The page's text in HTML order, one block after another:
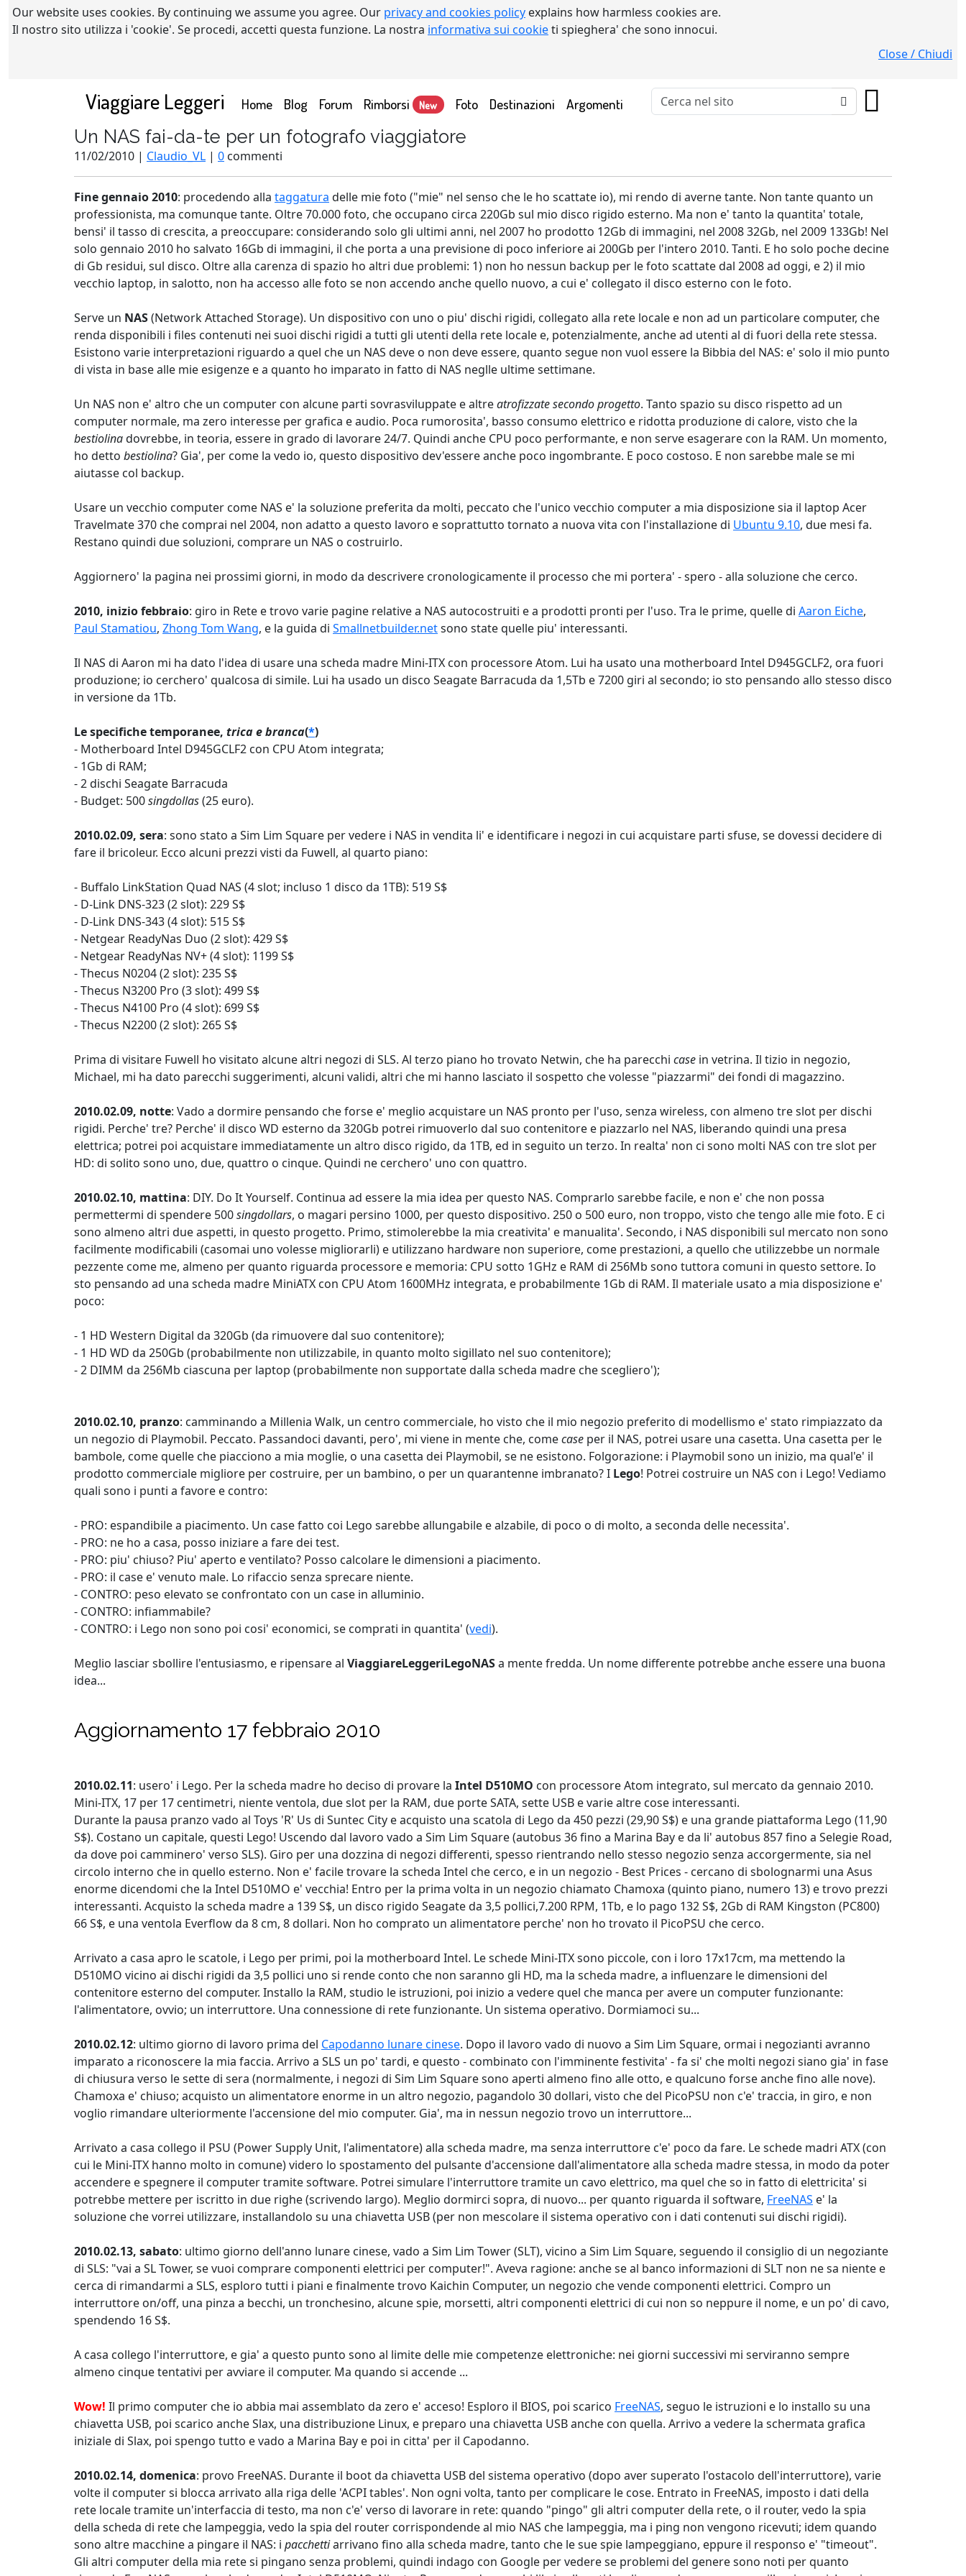
Our website uses cookies. By continuing we assume you agree. Our privacy and cookies policy explains how harmless cookies are.
Il nostro sito utilizza i 'cookie'. Se procedi, accetti questa funzione. La nostra informativa sui cookieti spieghera' che sono innocui.
Close / Chiudi
Viaggiare Leggeri Home(current)
Blog Forum Rimborsi New Foto Destinazioni Argomenti
Un NAS fai-da-te per un fotografo viaggiatore
11/02/2010 | Claudio_VL | 0 commenti
Fine gennaio 2010: procedendo alla taggatura delle mie foto ("mie" nel senso che le ho scattate io), mi rendo di averne tante. Non tante quanto un
professionista, ma comunque tante. Oltre 70.000 foto, che occupano circa 220Gb sul mio disco rigido esterno. Ma non e' tanto la quantita' totale,
bensi' il tasso di crescita, a preoccupare: considerando solo gli ultimi anni, nel 2007 ho prodotto 12Gb di immagini, nel 2008 32Gb, nel 2009 133Gb! Nel
solo gennaio 2010 ho salvato 16Gb di immagini, il che porta a una previsione di poco inferiore ai 200Gb per l'intero 2010. Tanti. E ho solo poche decine
di Gb residui, sul disco. Oltre alla carenza di spazio ho altri due problemi: 1) non ho nessun backup per le foto scattate dal 2008 ad oggi, e 2) il mio
vecchio laptop, in salotto, non ha accesso alle foto se non accendo anche quello nuovo, a cui e' collegato il disco esterno con le foto.
Serve un NAS(Network Attached Storage). Un dispositivo con uno o piu' dischi rigidi, collegato alla rete locale e non ad un particolare computer, che
renda disponibili i files contenuti nei suoi dischi rigidi a tutti gli utenti della rete locale e, potenzialmente, anche ad utenti al di fuori della rete stessa.
Esistono varie interpretazioni riguardo a quel che un NAS deve o non deve essere, quanto segue non vuol essere la Bibbia del NAS: e' solo il mio punto
di vista in base alle mie esigenze e a quanto ho imparato in fatto di NAS neglle ultime settimane.
Un NAS non e' altro che un computer con alcune parti sovrasviluppate e altreatrofizzate secondo progetto. Tanto spazio su disco rispetto ad un
computer normale, ma zero interesse per grafica e audio. Poca rumorosita', basso consumo elettrico e ridotta produzione di calore, visto che la
bestiolinadovrebbe, in teoria, essere in grado di lavorare 24/7. Quindi anche CPU poco performante, e non serve esagerare con la RAM. Un momento,
ho detto bestiolina? Gia', per come la vedo io, questo dispositivo dev'essere anche poco ingombrante. E poco costoso. E non sarebbe male se mi
aiutasse col backup.
Usare un vecchio computer come NAS e' la soluzione preferita da molti, peccato che l'unico vecchio computer a mia disposizione sia il laptop Acer
Travelmate 370 che comprai nel 2004, non adatto a questo lavoro e soprattutto tornato a nuova vita con l'installazione di Ubuntu 9.10, due mesi fa.
Restano quindi due soluzioni, comprare un NAS o costruirlo.
Aggiornero' la pagina nei prossimi giorni, in modo da descrivere cronologicamente il processo che mi portera' - spero - alla soluzione che cerco.
2010, inizio febbraio: giro in Rete e trovo varie pagine relative a NAS autocostruiti e a prodotti pronti per l'uso. Tra le prime, quelle di Aaron Eiche,
Paul Stamatiou, Zhong Tom Wang, e la guida di Smallnetbuilder.netsono state quelle piu' interessanti.
Il NAS di Aaron mi ha dato l'idea di usare una scheda madre Mini-ITX con processore Atom. Lui ha usato una motherboard Intel D945GCLF2, ora fuori
produzione; io cerchero' qualcosa di simile. Lui ha usado un disco Seagate Barracuda da 1,5Tb e 7200 giri al secondo; io sto pensando allo stesso disco
in versione da 1Tb.
Le specifiche temporanee, trica e branca(*)
- Motherboard Intel D945GCLF2 con CPU Atom integrata;
- 1Gb di RAM;
- 2 dischi Seagate Barracuda
- Budget: 500singdollas(25 euro).
2010.02.09, sera: sono stato a Sim Lim Square per vedere i NAS in vendita li' e identificare i negozi in cui acquistare parti sfuse, se dovessi decidere di
fare il bricoleur. Ecco alcuni prezzi visti da Fuwell, al quarto piano:
- Buffalo LinkStation Quad NAS (4 slot; incluso 1 disco da 1TB): 519 S$
- D-Link DNS-323 (2 slot): 229 S$
- D-Link DNS-343 (4 slot): 515 S$
- Netgear ReadyNas Duo (2 slot): 429 S$
- Netgear ReadyNas NV+ (4 slot): 1199 S$
- Thecus N0204 (2 slot): 235 S$
- Thecus N3200 Pro (3 slot): 499 S$
- Thecus N4100 Pro (4 slot): 699 S$
- Thecus N2200 (2 slot): 265 S$
Prima di visitare Fuwell ho visitato alcune altri negozi di SLS. Al terzo piano ho trovato Netwin, che ha parecchi case in vetrina. Il tizio in negozio,
Michael, mi ha dato parecchi suggerimenti, alcuni validi, altri che mi hanno lasciato il sospetto che volesse "piazzarmi" dei fondi di magazzino.
2010.02.09, notte: Vado a dormire pensando che forse e' meglio acquistare un NAS pronto per l'uso, senza wireless, con almeno tre slot per dischi
rigidi. Perche' tre? Perche' il disco WD esterno da 320Gb potrei rimuoverlo dal suo contenitore e piazzarlo nel NAS, liberando quindi una presa
elettrica; potrei poi acquistare immediatamente un altro disco rigido, da 1TB, ed in seguito un terzo. In realta' non ci sono molti NAS con tre slot per
HD: di solito sono uno, due, quattro o cinque. Quindi ne cerchero' uno con quattro.
2010.02.10, mattina: DIY. Do It Yourself. Continua ad essere la mia idea per questo NAS. Comprarlo sarebbe facile, e non e' che non possa
permettermi di spendere 500singdollars, o magari persino 1000, per questo dispositivo. 250 o 500 euro, non troppo, visto che tengo alle mie foto. E ci
sono almeno altri due aspetti, in questo progetto. Primo, stimolerebbe la mia creativita' e manualita'. Secondo, i NAS disponibili sul mercato non sono
facilmente modificabili (casomai uno volesse migliorarli) e utilizzano hardware non superiore, come prestazioni, a quello che utilizzebbe un normale
pezzente come me, almeno per quanto riguarda processore e memoria: CPU sotto 1GHz e RAM di 256Mb sono tuttora comuni in questo settore. Io
sto pensando ad una scheda madre MiniATX con CPU Atom 1600MHz integrata, e probabilmente 1Gb di RAM. Il materiale usato a mia disposizione e'
poco:
- 1 HD Western Digital da 320Gb (da rimuovere dal suo contenitore);
- 1 HD WD da 250Gb (probabilmente non utilizzabile, in quanto molto sigillato nel suo contenitore);
- 2 DIMM da 256Mb ciascuna per laptop (probabilmente non supportate dalla scheda madre che scegliero');
2010.02.10, pranzo: camminando a Millenia Walk, un centro commerciale, ho visto che il mio negozio preferito di modellismo e' stato rimpiazzato da
un negozio di Playmobil. Peccato. Passandoci davanti, pero', mi viene in mente che, comecase per il NAS, potrei usare una casetta. Una casetta per le
bambole, come quelle che piacciono a mia moglie, o una casetta dei Playmobil, se ne esistono. Folgorazione: i Playmobil sono un inizio, ma qual'e' il
prodotto commerciale migliore per costruire, per un bambino, o per un quarantenne imbranato? I Lego! Potrei costruire un NAS con i Lego! Vediamo
quali sono i punti a favore e contro:
- PRO: espandibile a piacimento. Un case fatto coi Lego sarebbe allungabile e alzabile, di poco o di molto, a seconda delle necessita'.
- PRO: ne ho a casa, posso iniziare a fare dei test.
- PRO: piu' chiuso? Piu' aperto e ventilato? Posso calcolare le dimensioni a piacimento.
- PRO: il case e' venuto male. Lo rifaccio senza sprecare niente.
- CONTRO: peso elevato se confrontato con un case in alluminio.
- CONTRO: infiammabile?
- CONTRO: i Lego non sono poi cosi' economici, se comprati in quantita' (vedi).
Meglio lasciar sbollire l'entusiasmo, e ripensare al ViaggiareLeggeriLegoNASa mente fredda. Un nome differente potrebbe anche essere una buona
idea...
Aggiornamento 17 febbraio 2010
2010.02.11: usero' i Lego. Per la scheda madre ho deciso di provare la Intel D510MO con processore Atom integrato, sul mercato da gennaio 2010.
Mini-ITX, 17 per 17 centimetri, niente ventola, due slot per la RAM, due porte SATA, sette USB e varie altre cose interessanti.
Durante la pausa pranzo vado al Toys 'R' Us di Suntec City e acquisto una scatola di Lego da 450 pezzi (29,90 S$) e una grande piattaforma Lego (11,90
S$). Costano un capitale, questi Lego! Uscendo dal lavoro vado a Sim Lim Square (autobus 36 fino a Marina Bay e da li' autobus 857 fino a Selegie Road,
da dove poi camminero' verso SLS). Giro per una dozzina di negozi differenti, spesso rientrando nello stesso negozio senza accorgermente, sia nel
circolo interno che in quello esterno. Non e' facile trovare la scheda Intel che cerco, e in un negozio - Best Prices - cercano di sbolognarmi una Asus
enorme dicendomi che la Intel D510MO e' vecchia! Entro per la prima volta in un negozio chiamato Chamoxa (quinto piano, numero 13) e trovo prezzi
interessanti. Acquisto la scheda madre a 139 S$, un disco rigido Seagate da 3,5 pollici,7.200 RPM, 1Tb, e lo pago 132 S$, 2Gb di RAM Kingston (PC800)
66 S$, e una ventola Everflow da 8 cm, 8 dollari. Non ho comprato un alimentatore perche' non ho trovato il PicoPSU che cerco.
Arrivato a casa apro le scatole, i Lego per primi, poi la motherboard Intel. Le schede Mini-ITX sono piccole, con i loro 17x17cm, ma mettendo la
D510MO vicino ai dischi rigidi da 3,5 pollici uno si rende conto che non saranno gli HD, ma la scheda madre, a influenzare le dimensioni del
contenitore esterno del computer. Installo la RAM, studio le istruzioni, poi inizio a vedere quel che manca per avere un computer funzionante:
l'alimentatore, ovvio; un interruttore. Una connessione di rete funzionante. Un sistema operativo. Dormiamoci su...
2010.02.12: ultimo giorno di lavoro prima del Capodanno lunare cinese. Dopo il lavoro vado di nuovo a Sim Lim Square, ormai i negozianti avranno
imparato a riconoscere la mia faccia. Arrivo a SLS un po' tardi, e questo - combinato con l'imminente festivita' - fa si' che molti negozi siano gia' in fase
di chiusura verso le sette di sera (normalmente, i negozi di Sim Lim Square sono aperti almeno fino alle otto, e qualcuno forse anche fino alle nove).
Chamoxa e' chiuso; acquisto un alimentatore enorme in un altro negozio, pagandolo 30 dollari, visto che del PicoPSU non c'e' traccia, in giro, e non
voglio rimandare ulteriormente l'accensione del mio computer. Gia', ma in nessun negozio trovo un interruttore...
Arrivato a casa collego il PSU (Power Supply Unit, l'alimentatore) alla scheda madre, ma senza interruttore c'e' poco da fare. Le schede madri ATX (con
cui le Mini-ITX hanno molto in comune) videro lo spostamento del pulsante d'accensione dall'alimentatore alla scheda madre stessa, in modo da poter
accendere e spegnere il computer tramite software. Potrei simulare l'interruttore tramite un cavo elettrico, ma quel che so in fatto di elettricita' si
potrebbe mettere per iscritto in due righe (scrivendo largo). Meglio dormirci sopra, di nuovo... per quanto riguarda il software, FreeNAS e' la
soluzione che vorrei utilizzare, installandolo su una chiavetta USB (per non mescolare il sistema operativo con i dati contenuti sui dischi rigidi).
2010.02.13, sabato: ultimo giorno dell'anno lunare cinese, vado a Sim Lim Tower (SLT), vicino a Sim Lim Square, seguendo il consiglio di un negoziante
di SLS: "vai a SL Tower, se vuoi comprare componenti elettrici per computer!". Aveva ragione: anche se al banco informazioni di SLT non ne sa niente e
cerca di rimandarmi a SLS, esploro tutti i piani e finalmente trovo Kaichin Computer, un negozio che vende componenti elettrici. Compro un
interruttore on/off, una pinza a becchi, un tronchesino, alcune spie, morsetti, altri componenti elettrici di cui non so neppure il nome, e un po' di cavo,
spendendo 16 S$.
A casa collego l'interruttore, e gia' a questo punto sono al limite delle mie competenze elettroniche: nei giorni successivi mi serviranno sempre
almeno cinque tentativi per avviare il computer. Ma quando si accende ...
Wow! Il primo computer che io abbia mai assemblato da zero e' acceso! Esploro il BIOS, poi scarico FreeNAS, seguo le istruzioni e lo installo su una
chiavetta USB, poi scarico anche Slax, una distribuzione Linux, e preparo una chiavetta USB anche con quella. Arrivo a vedere la schermata grafica
iniziale di Slax, poi spengo tutto e vado a Marina Bay e poi in citta' per il Capodanno.
2010.02.14, domenica: provo FreeNAS. Durante il boot da chiavetta USB del sistema operativo (dopo aver superato l'ostacolo dell'interruttore), varie
volte il computer si blocca arrivato alla riga delle 'ACPI tables'. Non ogni volta, tanto per complicare le cose. Entrato in FreeNAS, imposto i dati della
rete locale tramite un'interfaccia di testo, ma non c'e' verso di lavorare in rete: quando "pingo" gli altri computer della rete, o il router, vedo la spia
della scheda di rete che lampeggia, vedo la spia del router corrispondende al mio NAS che lampeggia, ma i ping non vengono ricevuti; idem quando
sono altre macchine a pingare il NAS: i pacchettiarrivano fino alla scheda madre, tanto che le sue spie lampeggiano, eppure il responso e' "timeout".
Gli altri computer della mia rete si pingano senza problemi, quindi indago con Google per vedere se problemi del genere sono noti per quanto